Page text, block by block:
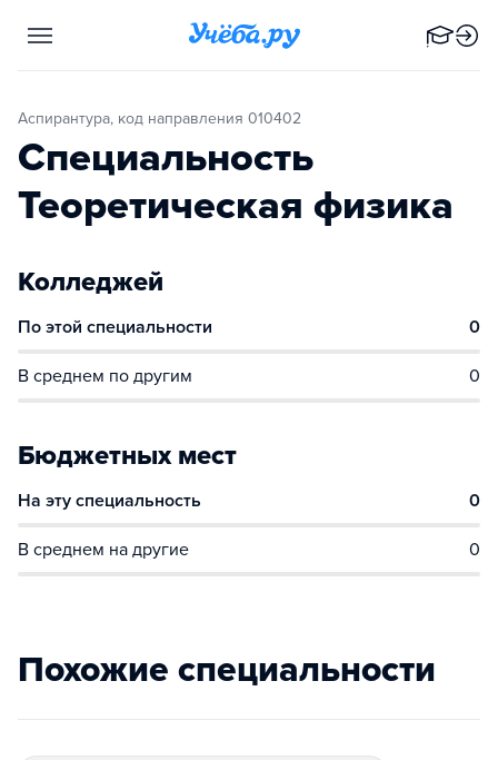
Аспирантура, код направления 010402
Специальность
Теоретическая физика
Колледжей
По этой специальности 0
В среднем по другим 0
Бюджетных мест
На эту специальность 0
В среднем на другие 0
Похожие специальности